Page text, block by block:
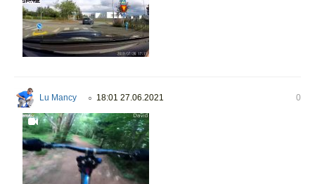
Lu Mancy ○ 18:01 27.06.2021 0